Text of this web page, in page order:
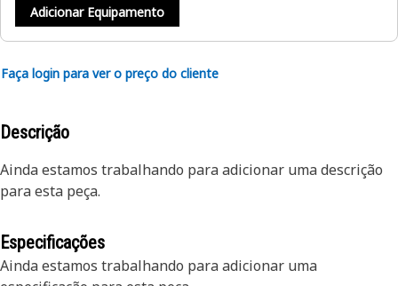
Adicionar Equipamento
Faça login para ver o preço do cliente
Descrição
Ainda estamos trabalhando para adicionar uma descrição
para esta peça.
Especificações
Ainda estamos trabalhando para adicionar uma